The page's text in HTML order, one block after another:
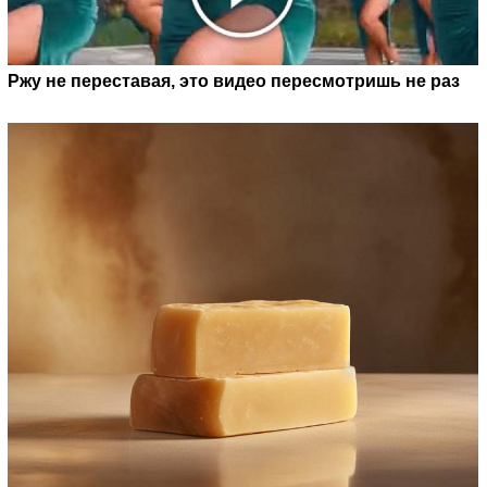
Ржу не переставая, это видео пересмотришь не раз